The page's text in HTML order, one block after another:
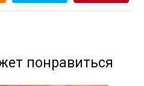
понравиться